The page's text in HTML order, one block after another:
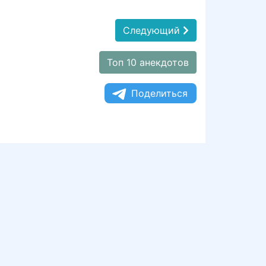
Следующий
Топ 10 анекдотов
Поделиться